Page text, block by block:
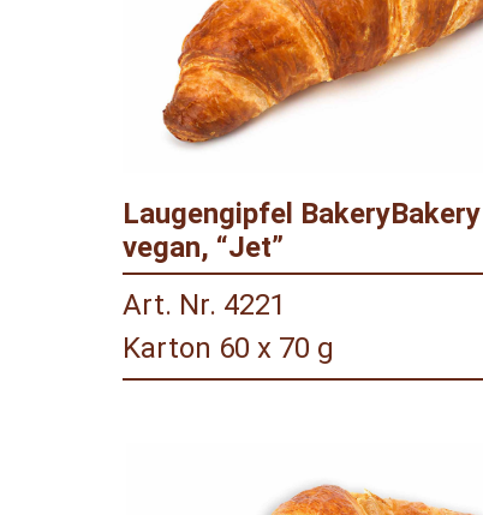
Laugengipfel BakeryBakery
vegan, “Jet”
Art. Nr. 4221
Karton 60 x 70 g